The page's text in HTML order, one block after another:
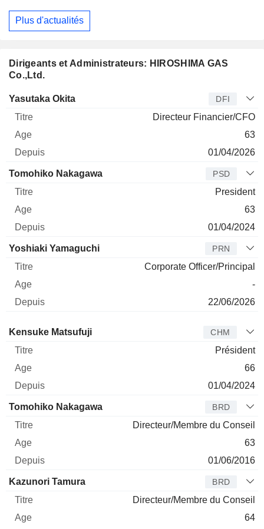
Plus d'actualités
Dirigeants et Administrateurs: HIROSHIMA GAS
Co.,Ltd.
Dirigeant Titre
Yasutaka Okita DFI
Directeur Financier/CFO
63
01/04/2026
Tomohiko Nakagawa PSD
President
63
01/04/2024
Yoshiaki Yamaguchi PRN
Corporate Officer/Principal
-
22/06/2026
Administrateur Titre
Kensuke Matsufuji CHM
Président
66
01/04/2024
Tomohiko Nakagawa BRD
Directeur/Membre du Conseil
63
01/06/2016
Kazunori Tamura BRD
Directeur/Membre du Conseil
64